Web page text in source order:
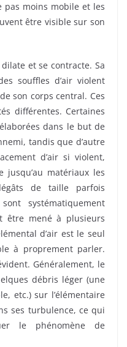
pas moins mobile et les
être visible sur son
dilate et se contracte. Sa
souffles d’air violent
son corps central. Ces
différentes. Certaines
dans le but de
tandis que d’autre
d’air si violent,
jusqu’au matériaux les
de taille parfois
systématiquement
être mené à plusieurs
d’air est le seul
à proprement parler.
Généralement, le
débris léger (une
etc.) sur l’élémentaire
ses turbulence, ce qui
le phénomène de